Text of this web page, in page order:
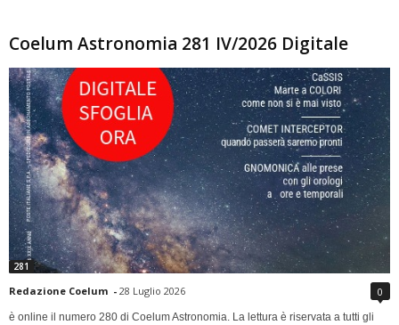
Coelum Astronomia 281 IV/2026 Digitale
281
Redazione Coelum - 28 Luglio 2026 0
è online il numero 280 di Coelum Astronomia. La lettura è riservata a tutti gli